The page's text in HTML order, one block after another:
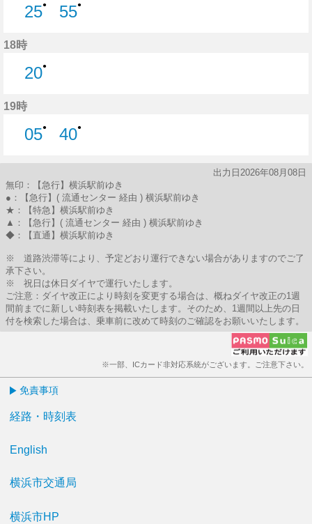
25●
55●
18時
20●
19時
05●
40●
出力日2026年08月08日
無印：【急行】横浜駅前ゆき
●：【急行】( 流通センター 経由 ) 横浜駅前ゆき
★：【特急】横浜駅前ゆき
▲：【急行】( 流通センター 経由 ) 横浜駅前ゆき
◆：【直通】横浜駅前ゆき
※ 道路渋滞等により、予定どおり運行できない場合がありますのでご了
承下さい。
※ 祝日は休日ダイヤで運行いたします。
ご注意：ダイヤ改正により時刻を変更する場合は、概ねダイヤ改正の1週
間前までに新しい時刻表を掲載いたします。そのため、1週間以上先の日
付を検索した場合は、乗車前に改めて時刻のご確認をお願いいたします。
※一部、ICカード非対応系統がございます。ご注意下さい。
免責事項
経路・時刻表
English
横浜市交通局
横浜市HP